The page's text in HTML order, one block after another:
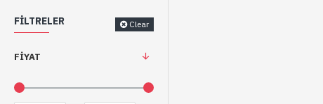
FILTRELER Clear
FIYAT